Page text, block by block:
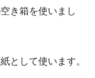
き箱を使いまし
として使います。